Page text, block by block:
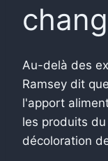
Au-delà des
Ramsey dit
l'apport
les produits
décoloration